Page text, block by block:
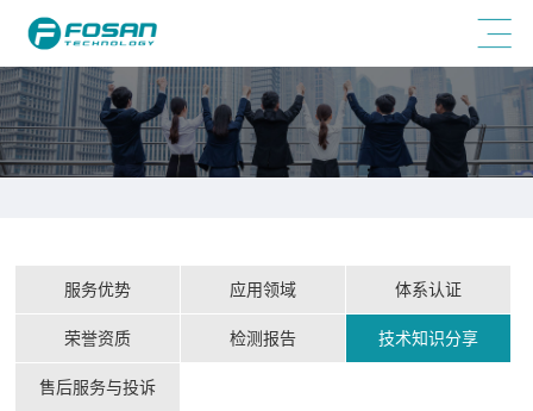
服务优势 应用领域 体系认证
荣誉资质 检测报告 技术知识分享
售后服务与投诉